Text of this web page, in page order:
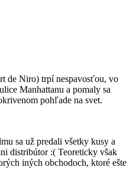
de Niro) trpí nespavosťou, vo
Manhattanu a pomaly sa
pohľade na svet.
sa už predali všetky kusy a
distribútor :( Teoreticky však
iných obchodoch, ktoré ešte